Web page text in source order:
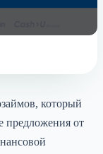
который
предложения от